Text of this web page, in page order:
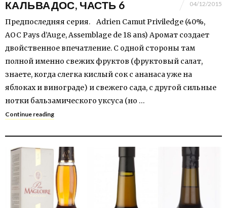
КАЛЬВАДОС, ЧАСТЬ 6 04/12/2015
Предпоследняя серия. Adrien Camut Priviledge (40%,
AOC Pays d’Auge, Assemblage de 18 ans) Аромат создает
двойственное впечатление. С одной стороны там
полной именно свежих фруктов (фруктовый салат,
знаете, когда слегка кислый сок с ананаса уже на
яблоках и винограде) и свежего сада, с другой сильные
нотки бальзамического уксуса (но …
Continue reading